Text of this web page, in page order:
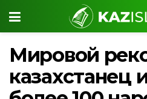
Мировой
казахстанец